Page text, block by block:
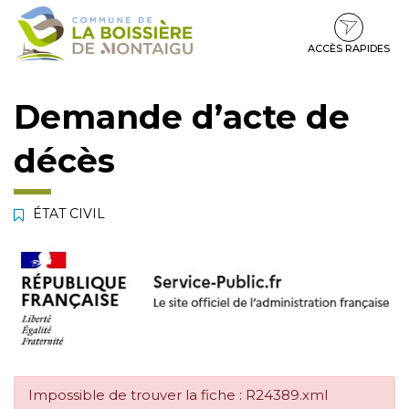
Gestion des traceurs
Aller
Aller
contenu
Aller
pied
ACCÈS RAPIDES
Demande d’acte de
décès
ÉTAT CIVIL
Impossible de trouver la fiche : R24389.xml